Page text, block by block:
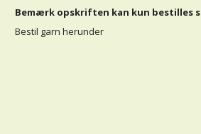
Bemærk opskriften kan kun bestilles
Bestil garn herunder